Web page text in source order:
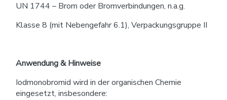
UN 1744 – Brom oder Bromverbindungen, n.a.g.
Klasse 8 (mit Nebengefahr 6.1), Verpackungsgruppe II
Anwendung & Hinweise
Iodmonobromid wird in der organischen Chemie
eingesetzt, insbesondere: